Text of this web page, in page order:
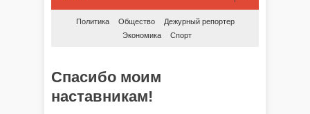
Политика Общество
Дежурный репортер
Экономика
Спорт
Спасибо моим
наставникам!